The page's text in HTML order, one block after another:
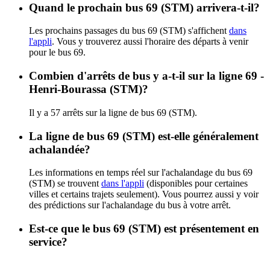
Quand le prochain bus 69 (STM) arrivera-t-il?
Les prochains passages du bus 69 (STM) s'affichent dans
l'appli. Vous y trouverez aussi l'horaire des départs à venir
pour le bus 69.
Combien d'arrêts de bus y a-t-il sur la ligne 69 -
Henri-Bourassa (STM)?
Il y a 57 arrêts sur la ligne de bus 69 (STM).
La ligne de bus 69 (STM) est-elle généralement
achalandée?
Les informations en temps réel sur l'achalandage du bus 69
(STM) se trouvent dans l'appli (disponibles pour certaines
villes et certains trajets seulement). Vous pourrez aussi y voir
des prédictions sur l'achalandage du bus à votre arrêt.
Est-ce que le bus 69 (STM) est présentement en
service?